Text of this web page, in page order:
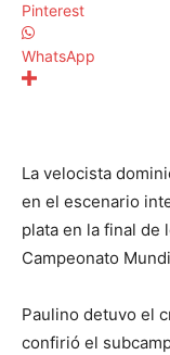
Pinterest
WhatsApp
La velocista
en el escenario
plata en la final de
Campeonato
Paulino detuvo el
confirió el